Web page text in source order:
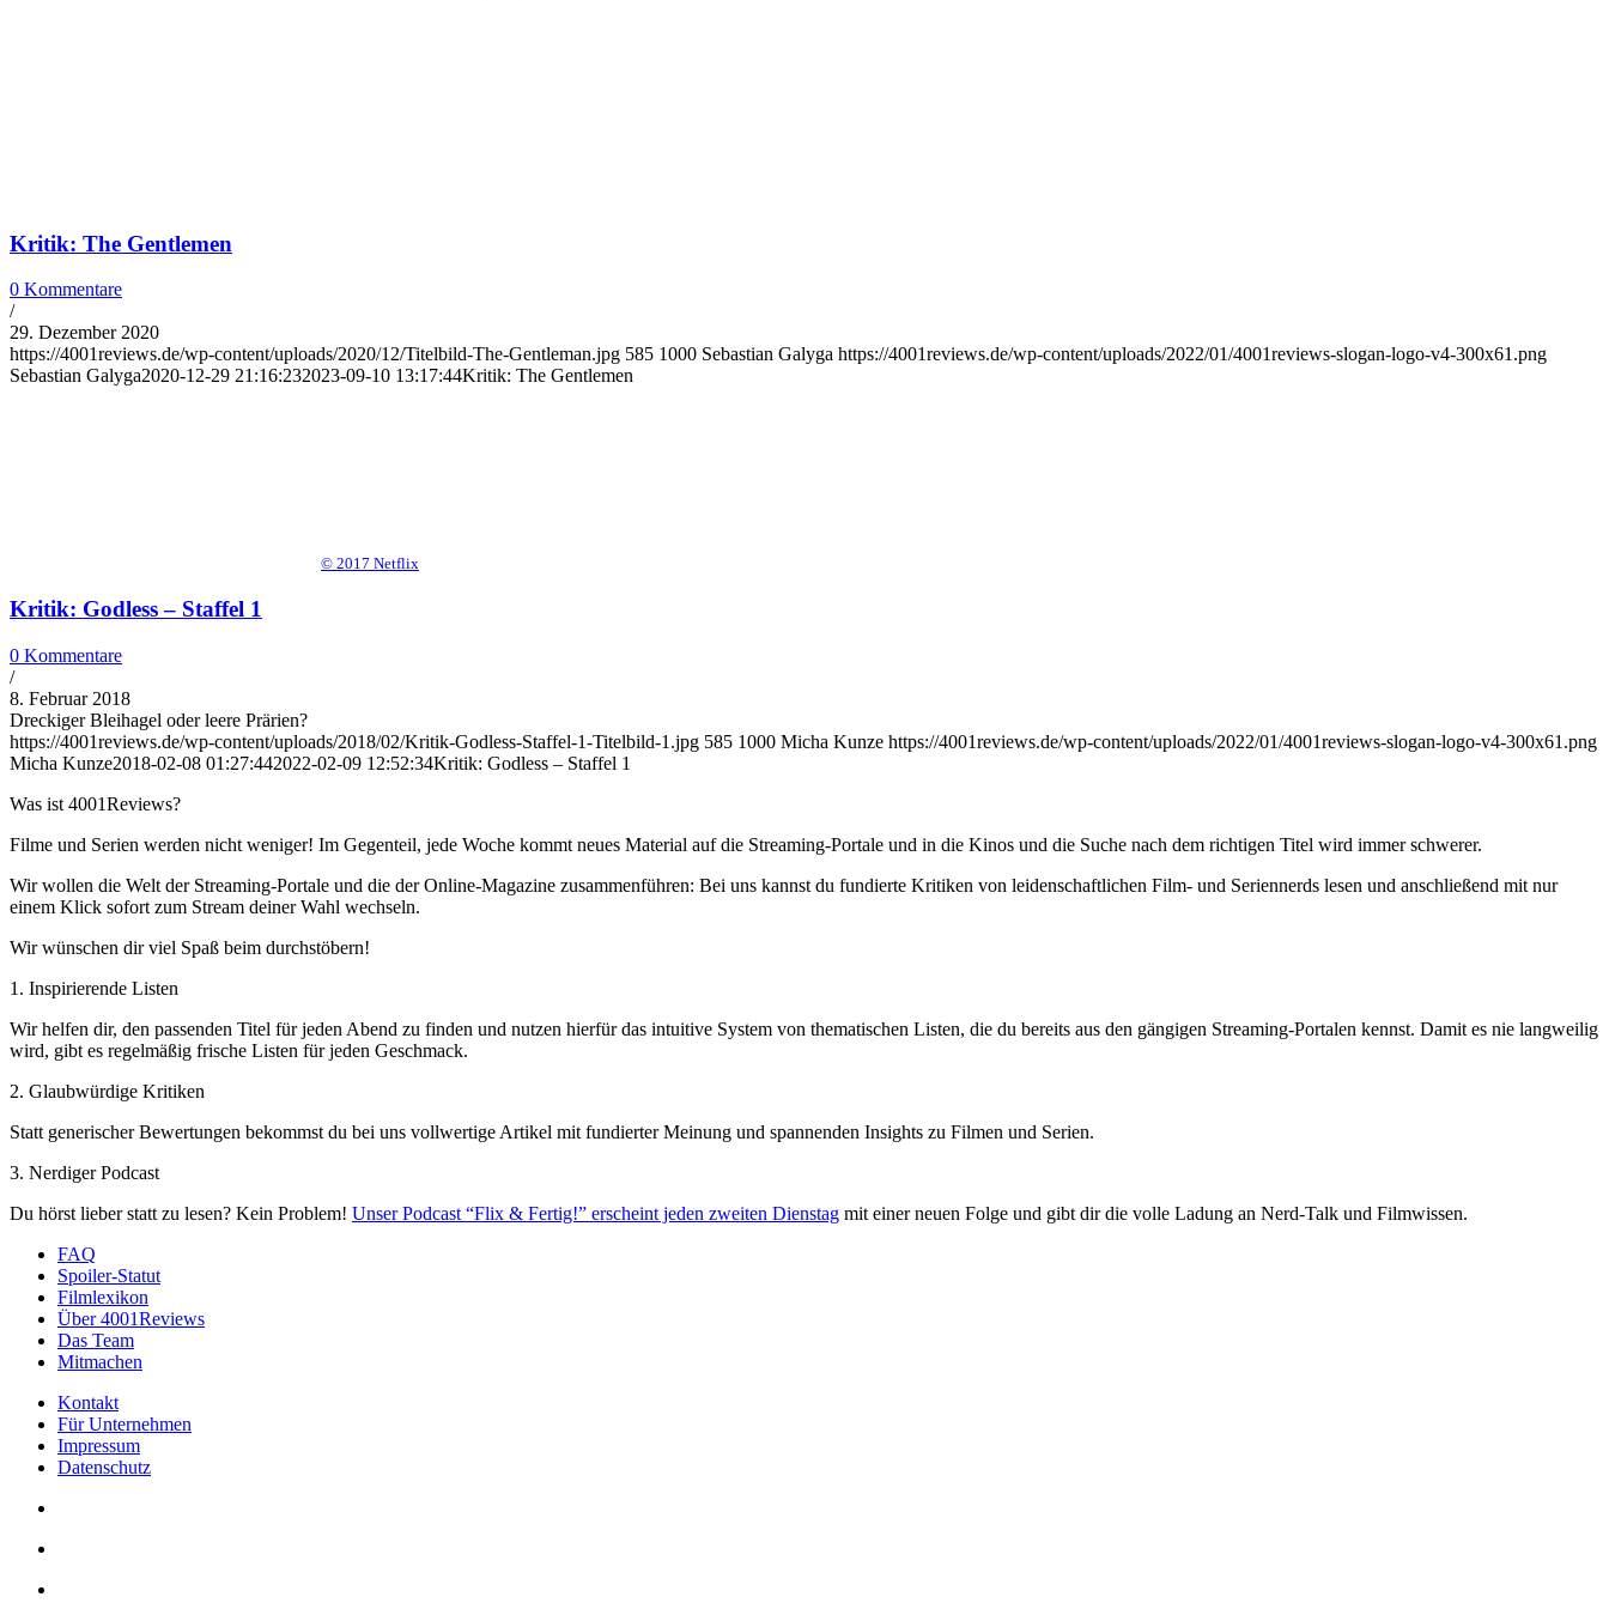
Kritik: The Gentlemen
0 Kommentare
/
29. Dezember 2020
https://4001reviews.de/wp-content/uploads/2020/12/Titelbild-The-Gentleman.jpg 585 1000 Sebastian Galyga https://4001reviews.de/wp-content/uploads/2022/01/4001reviews-slogan-logo-v4-300x61.png
Sebastian Galyga2020-12-29 21:16:232023-09-10 13:17:44Kritik: The Gentlemen
© 2017 Netflix
Kritik: Godless – Staffel 1
0 Kommentare
/
8. Februar 2018
Dreckiger Bleihagel oder leere Prärien?
https://4001reviews.de/wp-content/uploads/2018/02/Kritik-Godless-Staffel-1-Titelbild-1.jpg 585 1000 Micha Kunze https://4001reviews.de/wp-content/uploads/2022/01/4001reviews-slogan-logo-v4-300x61.png
Micha Kunze2018-02-08 01:27:442022-02-09 12:52:34Kritik: Godless – Staffel 1
Was ist 4001Reviews?
Filme und Serien werden nicht weniger! Im Gegenteil, jede Woche kommt neues Material auf die Streaming-Portale und in die Kinos und die Suche nach dem richtigen Titel wird immer schwerer.
Wir wollen die Welt der Streaming-Portale und die der Online-Magazine zusammenführen: Bei uns kannst du fundierte Kritiken von leidenschaftlichen Film- und Seriennerds lesen und anschließend mit nur
einem Klick sofort zum Stream deiner Wahl wechseln.
Wir wünschen dir viel Spaß beim durchstöbern!
1. Inspirierende Listen
Wir helfen dir, den passenden Titel für jeden Abend zu finden und nutzen hierfür das intuitive System von thematischen Listen, die du bereits aus den gängigen Streaming-Portalen kennst. Damit es nie langweilig
wird, gibt es regelmäßig frische Listen für jeden Geschmack.
2. Glaubwürdige Kritiken
Statt generischer Bewertungen bekommst du bei uns vollwertige Artikel mit fundierter Meinung und spannenden Insights zu Filmen und Serien.
3. Nerdiger Podcast
Du hörst lieber statt zu lesen? Kein Problem! Unser Podcast “Flix & Fertig!” erscheint jeden zweiten Dienstag mit einer neuen Folge und gibt dir die volle Ladung an Nerd-Talk und Filmwissen.
FAQ
Spoiler-Statut
Filmlexikon
Über 4001Reviews
Das Team
Mitmachen
Kontakt
Für Unternehmen
Impressum
Datenschutz